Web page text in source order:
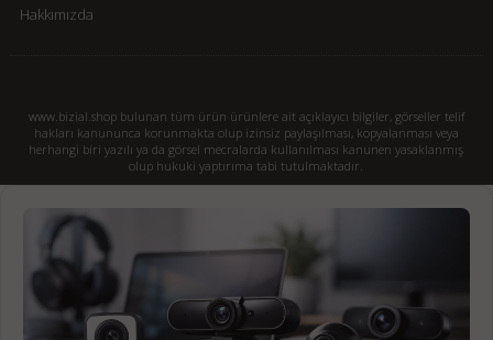
Hakkımızda
www.bizial.shop bulunan tüm ürün ürünlere ait açıklayıcı bilgiler, görseller telif
hakları kanununca korunmakta olup izinsiz paylaşılması, kopyalanması veya
herhangi biri yazılı ya da görsel mecralarda kullanılması kanunen yasaklanmış
olup hukuki yaptırıma tabi tutulmaktadır.